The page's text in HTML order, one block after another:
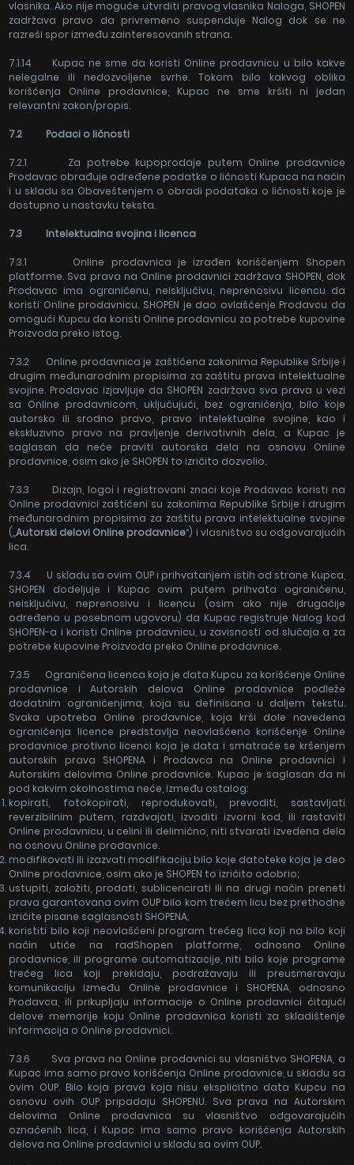
vlasnika. Ako nije moguće utvrditi pravog vlasnika Naloga, SHOPEN
zadržava pravo da privremeno suspenduje Nalog dok se ne
razreši spor između zainteresovanih strana.
7.1.14 Kupac ne sme da koristi Online prodavnicu u bilo kakve
nelegalne ili nedozvoljene svrhe. Tokom bilo kakvog oblika
korišćenja Online prodavnice, Kupac ne sme kršiti ni jedan
relevantni zakon/propis.
7.2 Podaci o ličnosti
7.2.1 Za potrebe kupoprodaje putem Online prodavnice
Prodavac obrađuje određene podatke o ličnosti Kupaca na način
i u skladu sa Obaveštenjem o obradi podataka o ličnosti koje je
dostupno u nastavku teksta.
7.3 Intelektualna svojina i licenca
7.3.1 Online prodavnica je izrađen korišćenjem Shopen
platforme. Sva prava na Online prodavnici zadržava SHOPEN, dok
Prodavac ima ograničenu, neisključivu, neprenosivu licencu da
koristi Online prodavnicu. SHOPEN je dao ovlašćenje Prodavcu da
omogući Kupcu da koristi Online prodavnicu za potrebe kupovine
Proizvoda preko istog.
7.3.2 Online prodavnica je zaštićena zakonima Republike Srbije i
drugim međunarodnim propisima za zaštitu prava intelektualne
svojine. Prodavac izjavljuje da SHOPEN zadržava sva prava u vezi
sa Online prodavnicom, uključujući, bez ograničenja, bilo koje
autorsko ili srodno pravo, pravo intelektualne svojine, kao i
ekskluzivno pravo na pravljenje derivativnih dela, a Kupac je
saglasan da neće praviti autorska dela na osnovu Online
prodavnice, osim ako je SHOPEN to izričito dozvolio.
7.3.3 Dizajn, logoi i registrovani znaci koje Prodavac koristi na
Online prodavnici zaštićeni su zakonima Republike Srbije i drugim
međunarodnim propisima za zaštitu prava intelektualne svojine
(„Autorski delovi Online prodavnice“) i vlasništvo su odgovarajućih
lica.
7.3.4 U skladu sa ovim OUP i prihvatanjem istih od strane Kupca,
SHOPEN dodeljuje i Kupac ovim putem prihvata ograničenu,
neisključivu, neprenosivu i licencu (osim ako nije drugačije
određeno u posebnom ugovoru) da Kupac registruje Nalog kod
SHOPEN-a i koristi Online prodavnicu, u zavisnosti od slučaja a za
potrebe kupovine Proizvoda preko Online prodavnice.
7.3.5 Ograničena licenca koja je data Kupcu za korišćenje Online
prodavnice i Autorskih delova Online prodavnice podleže
dodatnim ograničenjima, koja su definisana u daljem tekstu.
Svaka upotreba Online prodavnice, koja krši dole navedena
ograničenja licence predstavlja neovlašćeno korišćenje Online
prodavnice protivno licenci koja je data i smatraće se kršenjem
autorskih prava SHOPENA i Prodavca na Online prodavnici i
Autorskim delovima Online prodavnice. Kupac je saglasan da ni
pod kakvim okolnostima neće, između ostalog:
kopirati, fotokopirati, reprodukovati, prevoditi, sastavljati
reverzibilnim putem, razdvajati, izvoditi izvorni kod, ili rastaviti
Online prodavnicu, u celini ili delimično, niti stvarati izvedena dela
na osnovu Online prodavnice.
modifikovati ili izazvati modifikaciju bilo koje datoteke koja je deo
Online prodavnice, osim ako je SHOPEN to izričito odobrio;
ustupiti, založiti, prodati, sublicencirati ili na drugi način preneti
prava garantovana ovim OUP bilo kom trećem licu bez prethodne
izričite pisane saglasnosti SHOPENA;
koristiti bilo koji neovlašćeni program trećeg lica koji na bilo koji
način utiče na radShopen platforme, odnosno Online
prodavnice, ili programe automatizacije, niti bilo koje programe
trećeg lica koji prekidaju, podražavaju ili preusmeravaju
komunikaciju između Online prodavnice i SHOPENA, odnosno
Prodavca, ili prikupljaju informacije o Online prodavnici čitajući
delove memorije koju Online prodavnica koristi za skladištenje
informacija o Online prodavnici.
7.3.6 Sva prava na Online prodavnici su vlasništvo SHOPENA, a
Kupac ima samo pravo korišćenja Online prodavnice, u skladu sa
ovim OUP. Bilo koja prava koja nisu eksplicitno data Kupcu na
osnovu ovih OUP pripadaju SHOPENU. Sva prava na Autorskim
delovima Online prodavnica su vlasništvo odgovarajućih
označenih lica, i Kupac ima samo pravo korišćenja Autorskih
delova na Online prodavnici u skladu sa ovim OUP.